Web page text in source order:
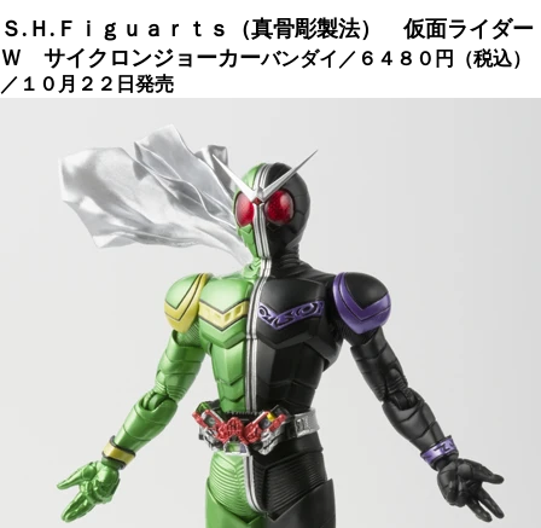
Ｓ.Ｈ.Ｆｉｇｕａｒｔｓ（真骨彫製法）仮面ライダー
Ｗ サイクロンジョーカーバンダイ／６４８０円（税込）
／１０月２２日発売